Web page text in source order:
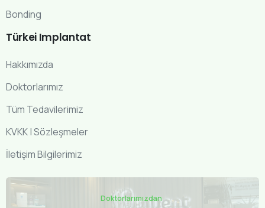
Bonding
Türkei Implantat
Hakkımızda
Doktorlarımız
Tüm Tedavilerimiz
KVKK | Sözleşmeler
İletişim Bilgilerimiz
Doktorlarımızdan